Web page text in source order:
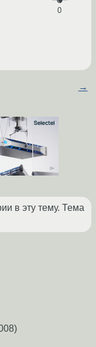
0
→
в эту тему. Тема